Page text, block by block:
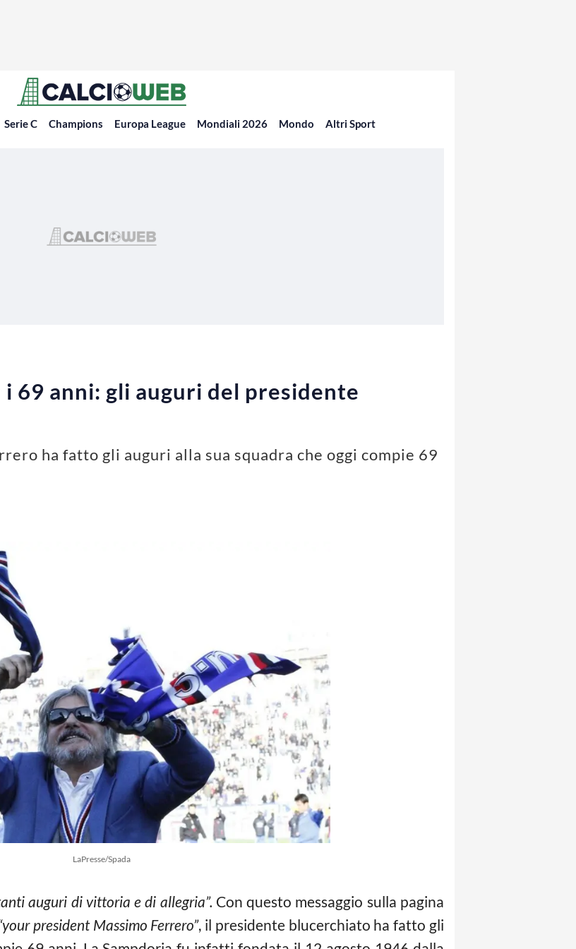
Serie C Champions Europa League Mondiali 2026 Mondo Altri Sport
i 69 anni: gli auguri del presidente
ha fatto gli auguri alla sua squadra che oggi compie 69
LaPresse/Spada
auguri di vittoria e di allegria”. Con questo messaggio sulla pagina
president Massimo Ferrero”, il presidente blucerchiato ha fatto gli